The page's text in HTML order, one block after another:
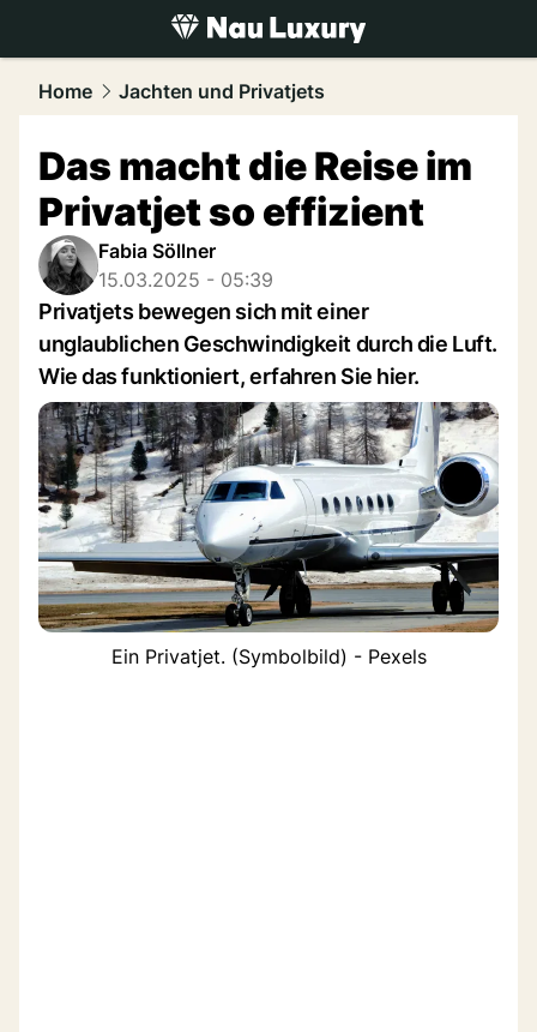
luxury.NAU.ch
Home Jachten und Privatjets
Das macht die Reise im
Privatjet so effizient
Fabia Söllner
15.03.2025 - 05:39
Privatjets bewegen sich mit einer
unglaublichen Geschwindigkeit durch die Luft.
Wie das funktioniert, erfahren Sie hier.
Ein Privatjet. (Symbolbild) - Pexels